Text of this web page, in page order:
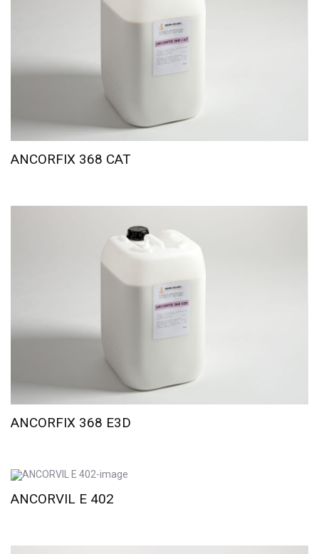
ANCORFIX 368 CAT
ANCORFIX 368 E3D
ANCORVIL E 402